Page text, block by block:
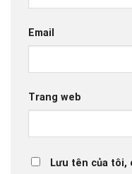
Email
Trang web
Lưu tên của